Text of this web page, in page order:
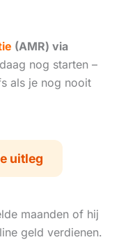
(AMR) via
nog starten –
als je nog nooit
uitleg
maanden of hij
geld verdienen.